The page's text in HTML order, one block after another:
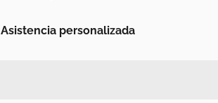
Asistencia personalizada